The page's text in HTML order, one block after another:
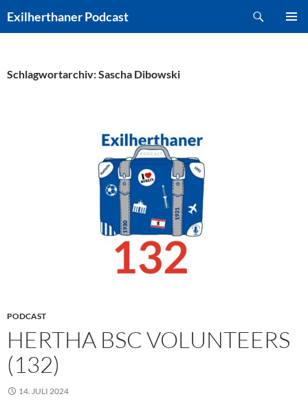
Inhalt
Exilherthaner Podcast
Schlagwortarchiv: Sascha Dibowski
PODCAST
HERTHA BSC VOLUNTEERS
(132)
14. JULI 2024